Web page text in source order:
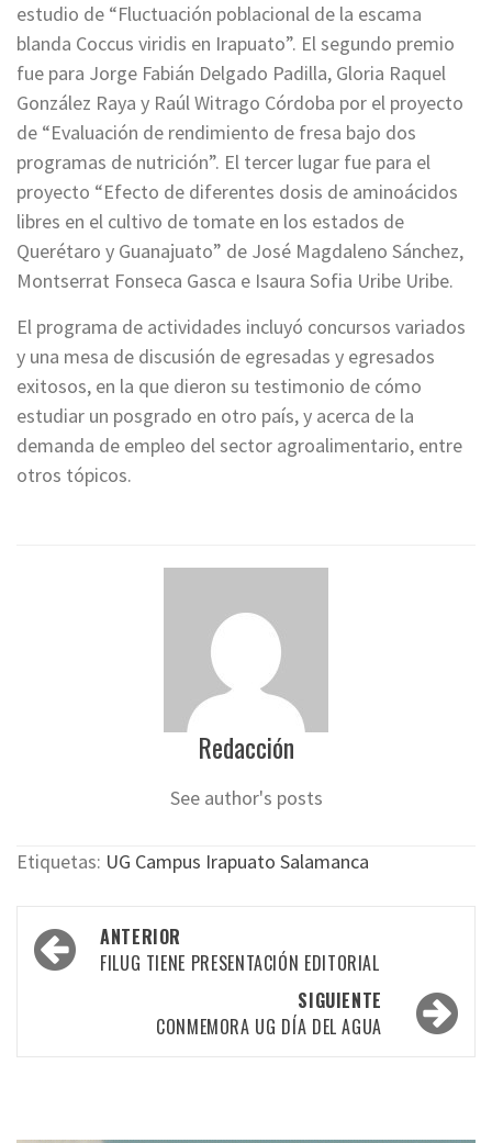
estudio de “Fluctuación poblacional de la escama
blanda Coccus viridis en Irapuato”. El segundo premio
fue para Jorge Fabián Delgado Padilla, Gloria Raquel
González Raya y Raúl Witrago Córdoba por el proyecto
de “Evaluación de rendimiento de fresa bajo dos
programas de nutrición”. El tercer lugar fue para el
proyecto “Efecto de diferentes dosis de aminoácidos
libres en el cultivo de tomate en los estados de
Querétaro y Guanajuato” de José Magdaleno Sánchez,
Montserrat Fonseca Gasca e Isaura Sofia Uribe Uribe.
El programa de actividades incluyó concursos variados
y una mesa de discusión de egresadas y egresados
exitosos, en la que dieron su testimonio de cómo
estudiar un posgrado en otro país, y acerca de la
demanda de empleo del sector agroalimentario, entre
otros tópicos.
Redacción
See author's posts
Etiquetas: UG Campus Irapuato Salamanca
Navegación
por
ANTERIOR
FILUG TIENE PRESENTACIÓN EDITORIAL
SIGUIENTE
CONMEMORA UG DÍA DEL AGUA